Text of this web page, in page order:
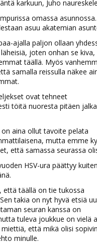
karkuun, Juho
omassa asunnossa.
asuu akatemian
ajalla paljon ollaan
joten onhan se kiva,
täällä. Myös
samalla reissulla näkee
ovat tehneet
töitä nuoresta pitäen
aina ollut tavoite pelata
mutta emme
että samassa seurassa
HSV-ura päättyy
että täällä on tie tukossa
takia on nyt hyvä etsiä
seuran kanssa on
tuleva joukkue on vielä
että mikä olisi
minulle.